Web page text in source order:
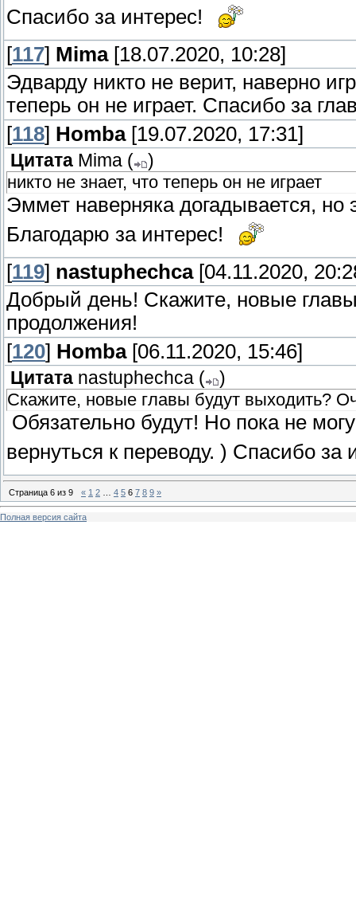
Спасибо за интерес!
[117] Mima[18.07.2020, 10:28]
Эдварду никто не верит, наверно
теперь он не играет. Спасибо за
[118] Homba[19.07.2020, 17:31]
Цитата Mima (
)
никто не знает, что теперь он не играет
Эммет наверняка догадывается, но
Благодарю за интерес!
[119] nastuphechca[04.11.2020,
Добрый день! Скажите, новые
продолжения!
[120] Homba[06.11.2020, 15:46]
Цитата nastuphechca (
)
Скажите, новые главы будут выходить?
Обязательно будут! Но пока не
вернуться к переводу. ) Спасибо
Страница 6 из 9 « 1 2 4 5 6 7 8 9 »
Полная версия сайта